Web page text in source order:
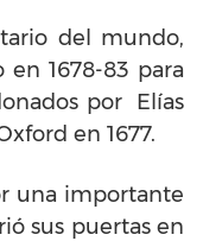
del mundo,
1678-83 para
por Elías
en 1677.
una importante
sus puertas en